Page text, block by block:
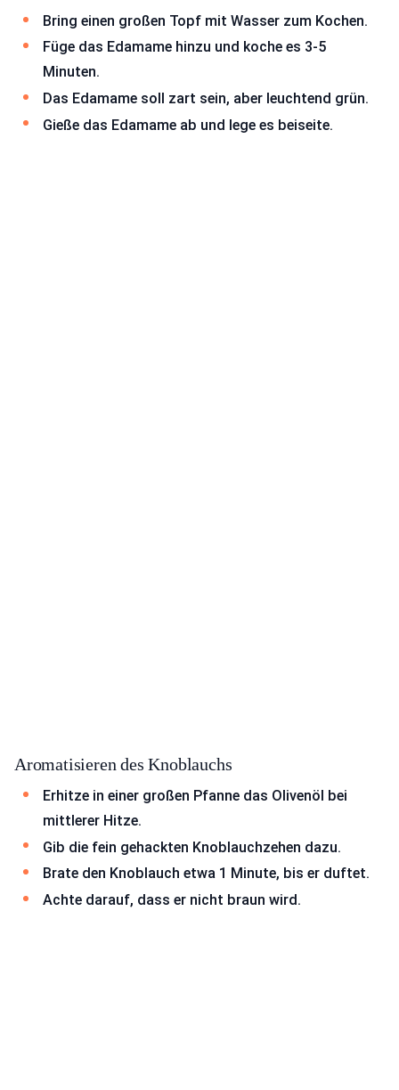
Bring einen großen Topf mit Wasser zum Kochen.
Füge das Edamame hinzu und koche es 3-5
Minuten.
Das Edamame soll zart sein, aber leuchtend grün.
Gieße das Edamame ab und lege es beiseite.
Aromatisieren des Knoblauchs
Erhitze in einer großen Pfanne das Olivenöl bei
mittlerer Hitze.
Gib die fein gehackten Knoblauchzehen dazu.
Brate den Knoblauch etwa 1 Minute, bis er duftet.
Achte darauf, dass er nicht braun wird.